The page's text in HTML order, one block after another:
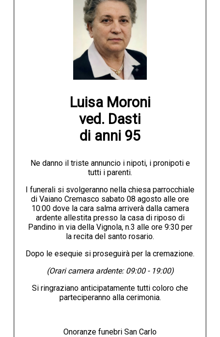
Luisa Moroni
ved. Dasti
di anni 95
Ne danno il triste annuncio i nipoti, i pronipoti e
tutti i parenti.
I funerali si svolgeranno nella chiesa parrocchiale
di Vaiano Cremasco sabato 08 agosto alle ore
10:00 dove la cara salma arriverà dalla camera
ardente allestita presso la casa di riposo di
Pandino in via della Vignola, n.3 alle ore 9:30 per
la recita del santo rosario.
Dopo le esequie si proseguirà per la cremazione.
(Orari camera ardente: 09:00 - 19:00)
Si ringraziano anticipatamente tutti coloro che
parteciperanno alla cerimonia.
Onoranze funebri San Carlo